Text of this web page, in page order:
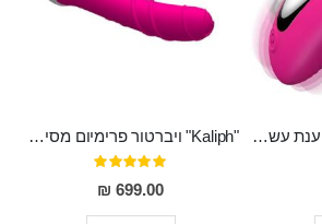
טבעת רטט "אולרו" נטענת עשויה סיליקון רפואי עם רטט חזק ומטריף חושים "Kaliph" ויברטור פרימיום מסיליקון רפואי , נטען, שקט במיוחד, מסתובב ומתפתל, שמנמן עם חדירה 14 סמ
דירוג:
100%
699.00 ₪